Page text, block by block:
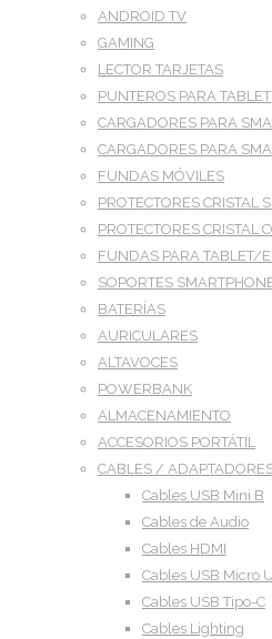
ANDROID TV
GAMING
LECTOR TARJETAS
PUNTEROS PARA TABLET
CARGADORES PARA
CARGADORES PARA
FUNDAS MÓVILES
PROTECTORES CRISTAL
PROTECTORES CRISTAL
FUNDAS PARA TABLET/
SOPORTES
BATERÍAS
AURICULARES
ALTAVOCES
POWERBANK
ALMACENAMIENTO
ACCESORIOS PORTÁTIL
CABLES /
Cables USB Mini B
Cables de Audio
Cables HDMI
Cables USB Micro
Cables USB Tipo-C
Cables Lighting